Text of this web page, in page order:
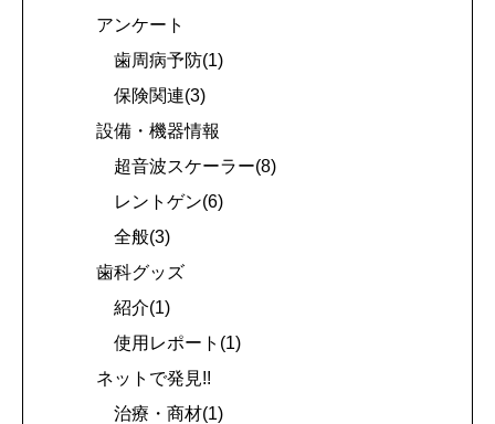
アンケート
歯周病予防(1)
保険関連(3)
設備・機器情報
超音波スケーラー(8)
レントゲン(6)
全般(3)
歯科グッズ
紹介(1)
使用レポート(1)
ネットで発見!!
治療・商材(1)